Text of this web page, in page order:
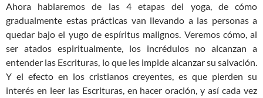
Ahora hablaremos de las 4 etapas del yoga, de cómo
gradualmente estas prácticas van llevando a las personas a
quedar bajo el yugo de espíritus malignos. Veremos cómo, al
ser atados espiritualmente, los incrédulos no alcanzan a
entender las Escrituras, lo que les impide alcanzar su salvación.
Y el efecto en los cristianos creyentes, es que pierden su
interés en leer las Escrituras, en hacer oración, y así cada vez